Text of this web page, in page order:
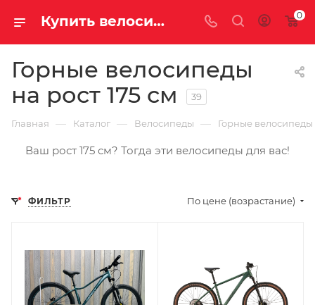
Купить велосипед для роста 175 см у официального дилера 0
Горные велосипеды
на рост 175 см
39
Главная — Каталог — Велосипеды — Горные велосипеды
Ваш рост 175 см? Тогда эти велосипеды для вас!
ФИЛЬТР По цене (возрастание)